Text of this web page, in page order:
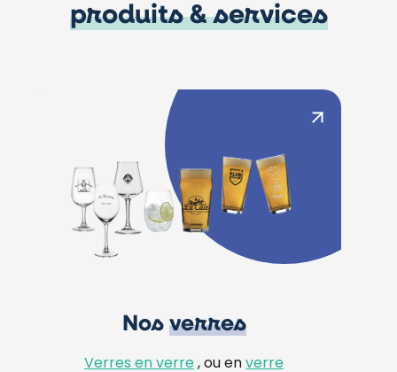
produits & services
Nos verres
Verres en verre , ou en verre